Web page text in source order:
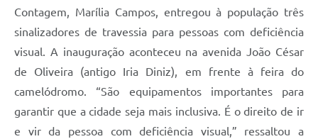
Contagem, Marília Campos, entregou à população três
sinalizadores de travessia para pessoas com deficiência
visual. A inauguração aconteceu na avenida João César
de Oliveira (antigo Iria Diniz), em frente à feira do
camelódromo. “São equipamentos importantes para
garantir que a cidade seja mais inclusiva. É o direito de ir
e vir da pessoa com deficiência visual,” ressaltou a